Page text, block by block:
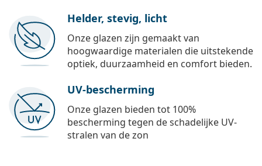
Helder, stevig, licht
Onze glazen zijn gemaakt van
hoogwaardige materialen die uitstekende
optiek, duurzaamheid en comfort bieden.
UV-bescherming
Onze glazen bieden tot 100%
bescherming tegen de schadelijke UV-
stralen van de zon